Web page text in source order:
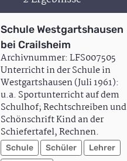
Schule Westgartshausen
bei Crailsheim
Archivnummer: LFS007505
Unterricht in der Schule in
Westgartshausen (Juli 1961):
u.a. Sportunterricht auf dem
Schulhof; Rechtschreiben und
Schönschrift Kind an der
Schiefertafel, Rechnen.
Schule Schüler
Lehrer